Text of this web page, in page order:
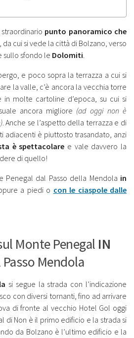
punto panoramico che
, da cui si vede la città di Bolzano, verso
sullo sfondo le Dolomiti.
e poco sopra la terrazza a cui si
la valle, c’è ancora la vecchia torre
in molte cartoline d’epoca, su cui si
ancora migliore (ad oggi non è
. Anche se l’aspetto della terrazza e di
adiacenti è piuttosto trasandato, anzi
è spettacolare e vale davvero la
di quello!
Penegal dal Passo della Mendola in
a piedi o con le ciaspole dalle
Monte Penegal IN
Mendola
si segue la strada con l’indicazione
con diversi tornanti, fino ad arrivare
di fronte al vecchio Hotel Gol oggi
di Non è il primo edificio e la strada si
da Bolzano è l’ultimo edificio e la